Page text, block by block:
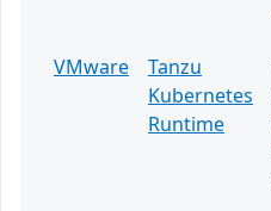
VMware
Tanzu
Kubernetes
Runtime